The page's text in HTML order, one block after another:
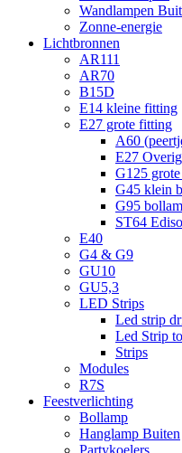
Wandlampen
Zonne-energie
Lichtbronnen
AR111
AR70
B15D
E14 kleine fitting
E27 grote fitting
A60
E27 Overig
G125
G45 klein
G95
ST64
E40
G4 & G9
GU10
GU5,3
LED Strips
Led strip
Led Strip
Strips
Modules
R7S
Feestverlichting
Bollamp
Hanglamp Buiten
Partykoelers